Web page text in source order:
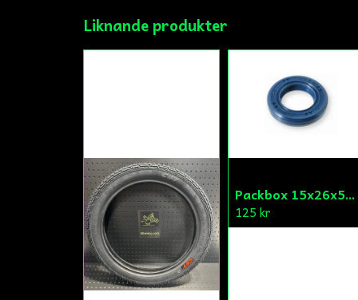
Liknande produkter
Packbox 15x26x5 Kick Aprilia/Derbi/Gilera (original)
125 kr